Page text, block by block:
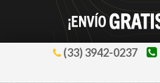
(33) 3942-0237